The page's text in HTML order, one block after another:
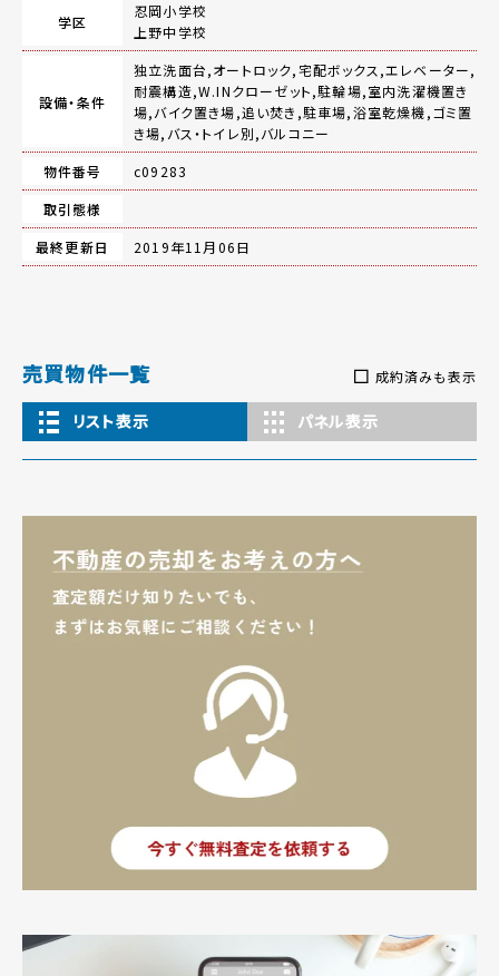
学区
忍岡小学校
上野中学校
設備・条件
独立洗面台,オートロック,宅配ボックス,エレベーター,
耐震構造,W.INクローゼット,駐輪場,室内洗濯機置き
場,バイク置き場,追い焚き,駐車場,浴室乾燥機,ゴミ置
き場,バス・トイレ別,バルコニー
物件番号
c09283
取引態様
最終更新日
2019年11月06日
売買物件一覧 成約済みも表示
リスト表示 パネル表示